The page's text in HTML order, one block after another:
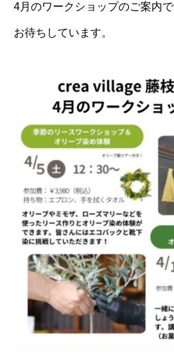
4月のワークショップのご案内
お待ちしています。